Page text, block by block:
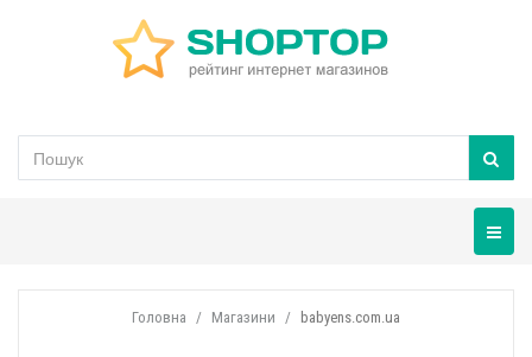
Головна Магазини babyens.com.ua